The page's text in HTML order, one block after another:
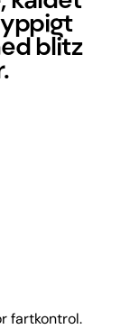
blitz
fartkontrol.